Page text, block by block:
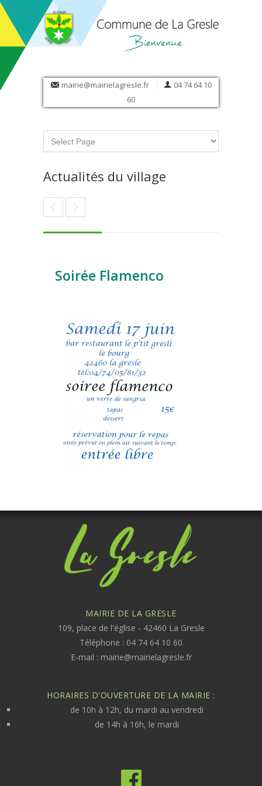
mairie@mairielagresle.fr
04 74 64 10
60
Actualités du village
Soirée Flamenco
MAIRIE DE LA GRESLE
109, place de l'église - 42460 La Gresle
Téléphone : 04 74 64 10 60
E-mail : mairie@mairielagresle.fr
HORAIRES D'OUVERTURE DE LA MAIRIE :
de 10h à 12h, du mardi au vendredi
de 14h à 16h, le mardi